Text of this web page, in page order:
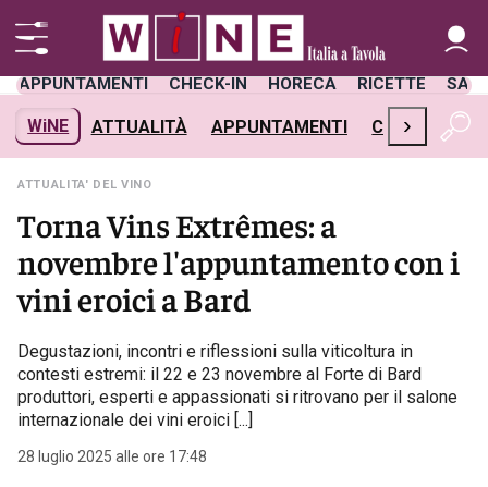
APPUNTAMENTI CHECK-IN HORECA RICETTE
WiNE ATTUALITÀ APPUNTAMENTI CHECK-IN
›
ATTUALITA' DEL VINO
Torna Vins Extrêmes: a
novembre l'appuntamento con i
vini eroici a Bard
Degustazioni, incontri e riflessioni sulla viticoltura in
contesti estremi: il 22 e 23 novembre al Forte di Bard
produttori, esperti e appassionati si ritrovano per il salone
internazionale dei vini eroici [...]
28 luglio 2025 alle ore 17:48